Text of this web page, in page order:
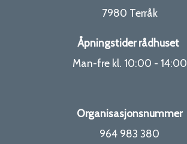
7980 Terråk
Åpningstider rådhuset
Man-fre kl. 10:00 - 14:00
Organisasjonsnummer
964 983 380